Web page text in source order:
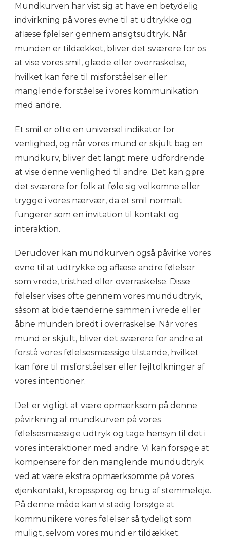
Mundkurven har vist sig at have en betydelig
indvirkning på vores evne til at udtrykke og
aflæse følelser gennem ansigtsudtryk. Når
munden er tildækket, bliver det sværere for os
at vise vores smil, glæde eller overraskelse,
hvilket kan føre til misforståelser eller
manglende forståelse i vores kommunikation
med andre.
Et smil er ofte en universel indikator for
venlighed, og når vores mund er skjult bag en
mundkurv, bliver det langt mere udfordrende
at vise denne venlighed til andre. Det kan gøre
det sværere for folk at føle sig velkomne eller
trygge i vores nærvær, da et smil normalt
fungerer som en invitation til kontakt og
interaktion.
Derudover kan mundkurven også påvirke vores
evne til at udtrykke og aflæse andre følelser
som vrede, tristhed eller overraskelse. Disse
følelser vises ofte gennem vores mundudtryk,
såsom at bide tænderne sammen i vrede eller
åbne munden bredt i overraskelse. Når vores
mund er skjult, bliver det sværere for andre at
forstå vores følelsesmæssige tilstande, hvilket
kan føre til misforståelser eller fejltolkninger af
vores intentioner.
Det er vigtigt at være opmærksom på denne
påvirkning af mundkurven på vores
følelsesmæssige udtryk og tage hensyn til det i
vores interaktioner med andre. Vi kan forsøge at
kompensere for den manglende mundudtryk
ved at være ekstra opmærksomme på vores
øjenkontakt, kropssprog og brug af stemmeleje.
På denne måde kan vi stadig forsøge at
kommunikere vores følelser så tydeligt som
muligt, selvom vores mund er tildækket.